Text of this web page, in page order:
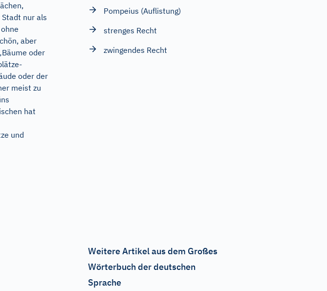
nur als
aber
oder
oder der
meist zu
hat
und
Pompeius (Auflistung)
strenges Recht
zwingendes Recht
Weitere Artikel aus dem Großes
Wörterbuch der deutschen
Sprache